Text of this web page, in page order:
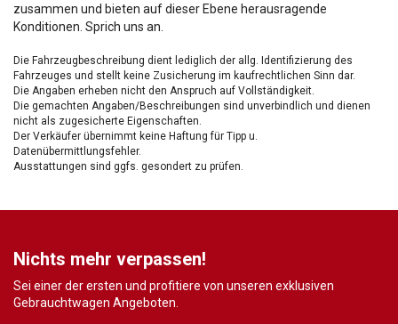
zusammen und bieten auf dieser Ebene herausragende
Konditionen. Sprich uns an.
Die Fahrzeugbeschreibung dient lediglich der allg. Identifizierung des
Fahrzeuges und stellt keine Zusicherung im kaufrechtlichen Sinn dar.
Die Angaben erheben nicht den Anspruch auf Vollständigkeit.
Die gemachten Angaben/Beschreibungen sind unverbindlich und dienen
nicht als zugesicherte Eigenschaften.
Der Verkäufer übernimmt keine Haftung für Tipp u.
Datenübermittlungsfehler.
Ausstattungen sind ggfs. gesondert zu prüfen.
Nichts mehr verpassen!
Sei einer der ersten und profitiere von unseren exklusiven
Gebrauchtwagen Angeboten.